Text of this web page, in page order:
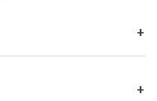
+
+